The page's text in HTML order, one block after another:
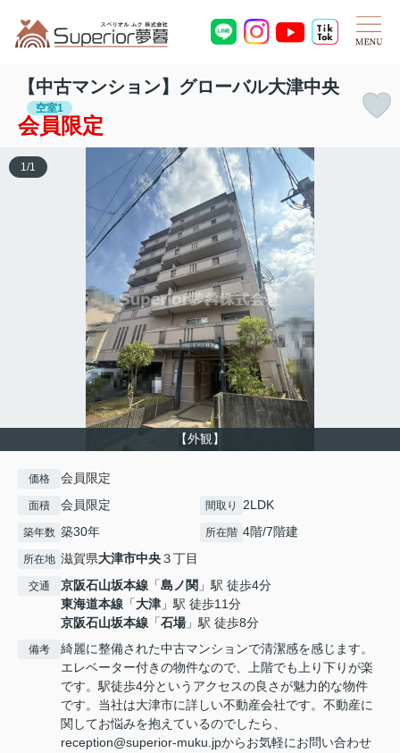
【中古マンション】グローバル大津中央
空室1
会員限定
【外観】
1 /1
価格 会員限定
面積 会員限定 間取り 2LDK
築年数 築30年 所在階 4階/7階建
所在地 滋賀県大津市中央３丁目
交通 京阪石山坂本線 「島ノ関 」駅 徒歩4分
東海道本線 「大津 」駅 徒歩11分
京阪石山坂本線 「石場」駅 徒歩8分
備考
綺麗に整備された中古マンションで清潔感を感じます。
エレベーター付きの物件なので、上階でも上り下りが楽
です。駅徒歩4分というアクセスの良さが魅力的な物件
です。当社は大津市に詳しい不動産会社です。不動産に
関してお悩みを抱えているのでしたら、
reception@superior-muku.jpからお気軽にお問い合わせ